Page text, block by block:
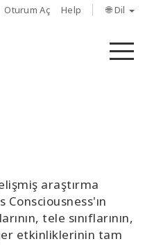
Oturum Aç Help 🌐 Dil
araştırma
Consciousness'ın
tele sınıflarının,
etkinliklerinin tam